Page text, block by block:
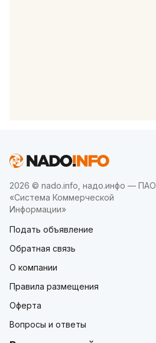
2026 © nado.info, надо.инфо — ПАО
«Система Коммерческой
Информации»
Подать объявление
Обратная связь
О компании
Правила размещения
Оферта
Вопросы и ответы